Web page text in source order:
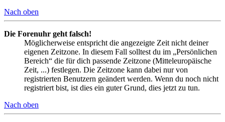
Nach oben
Die Forenuhr geht falsch!
Möglicherweise entspricht die angezeigte Zeit nicht deiner
eigenen Zeitzone. In diesem Fall solltest du im „Persönlichen
Bereich“ die für dich passende Zeitzone (Mitteleuropäische
Zeit, ...) festlegen. Die Zeitzone kann dabei nur von
registrierten Benutzern geändert werden. Wenn du noch nicht
registriert bist, ist dies ein guter Grund, dies jetzt zu tun.
Nach oben